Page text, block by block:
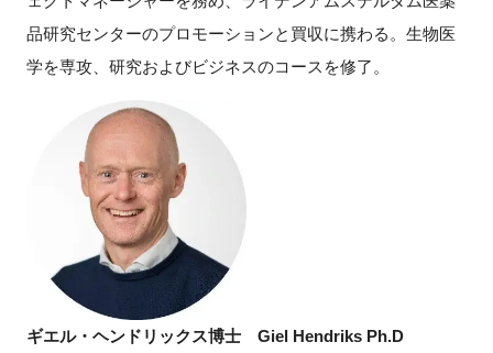
品研究センターのプロモーションと買収に携わる。生物医
学を専攻、研究およびビジネスのコースを修了。
ギエル・ヘンドリックス博士 Giel Hendriks Ph.D